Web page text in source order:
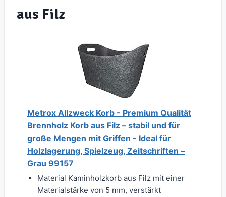
aus Filz
Metrox Allzweck Korb - Premium Qualität
Brennholz Korb aus Filz – stabil und für
große Mengen mit Griffen - Ideal für
Holzlagerung, Spielzeug, Zeitschriften –
Grau 99157
Material Kaminholzkorb aus Filz mit einer
Materialstärke von 5 mm, verstärkt